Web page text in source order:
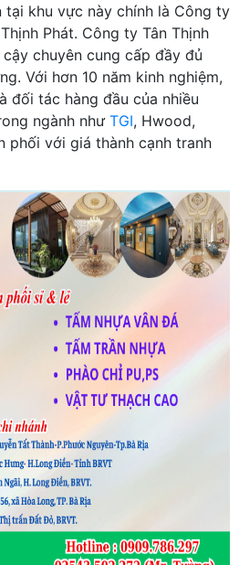
khu vực này chính là Công ty
Phát. Công ty Tân Thịnh
chuyên cung cấp đầy đủ
Với hơn 10 năm kinh nghiệm,
đối tác hàng đầu của nhiều
ngành như TGI, Hwood,
phối với giá thành cạnh tranh